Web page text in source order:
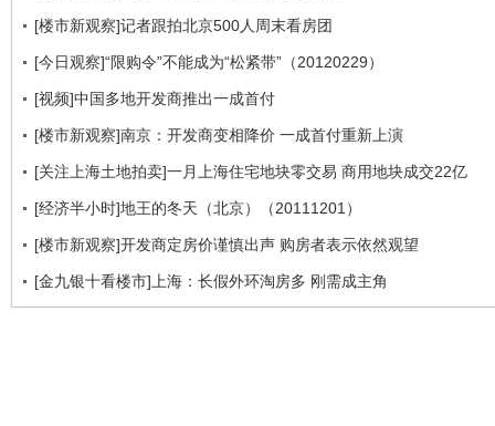
[楼市新观察]记者跟拍北京500人周末看房团
[今日观察]“限购令”不能成为“松紧带”（20120229）
[视频]中国多地开发商推出一成首付
[楼市新观察]南京：开发商变相降价 一成首付重新上演
[关注上海土地拍卖]一月上海住宅地块零交易 商用地块成交22亿
[经济半小时]地王的冬天（北京）（20111201）
[楼市新观察]开发商定房价谨慎出声 购房者表示依然观望
[金九银十看楼市]上海：长假外环淘房多 刚需成主角